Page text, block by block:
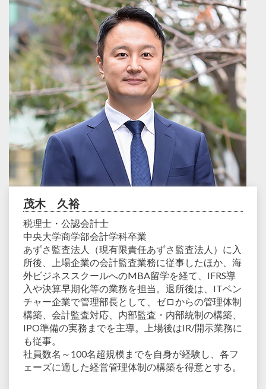
茂木 久裕
税理士・公認会計士
中央大学商学部会計学科卒業
あずさ監査法人（現有限責任あずさ監査法人）に入
所後、上場企業の会計監査業務に従事したほか、海
外ビジネススクールへのMBA留学を経て、IFRS導
入や決算早期化等の業務を担当。退所後は、ITベン
チャー企業で管理部長として、ゼロからの管理体制
構築、会計監査対応、内部監査・内部統制の構築、
IPO準備の実務までを主導。上場後はIR/開示業務に
も従事。
社員数名～100名超規模までを自身が経験し、各フ
ェーズに適した経営管理体制の構築を得意とする。